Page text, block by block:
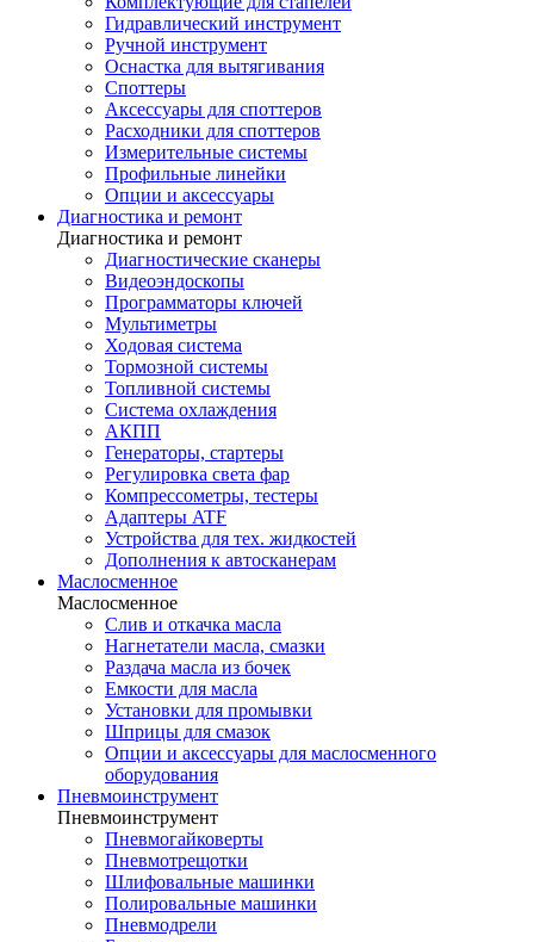
Гидравлический инструмент
Ручной инструмент
Оснастка для вытягивания
Споттеры
Аксессуары для споттеров
Расходники для споттеров
Измерительные системы
Профильные линейки
Опции и аксессуары
Диагностика и ремонт
Диагностика и ремонт
Диагностические сканеры
Видеоэндоскопы
Программаторы ключей
Мультиметры
Ходовая система
Тормозной системы
Топливной системы
Система охлаждения
АКПП
Генераторы, стартеры
Регулировка света фар
Компрессометры, тестеры
Адаптеры ATF
Устройства для тех. жидкостей
Дополнения к автосканерам
Маслосменное
Маслосменное
Слив и откачка масла
Нагнетатели масла, смазки
Раздача масла из бочек
Емкости для масла
Установки для промывки
Шприцы для смазок
Опции и аксессуары для маслосменного
оборудования
Пневмоинструмент
Пневмоинструмент
Пневмогайковерты
Пневмотрещотки
Шлифовальные машинки
Полировальные машинки
Пневмодрели